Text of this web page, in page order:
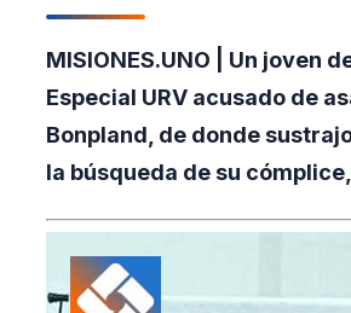
MISIONES.UNO | Un joven
Especial URV acusado de
Bonpland, de donde
la búsqueda de su